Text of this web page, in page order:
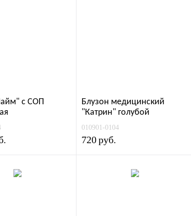
с СОП
Блузон медицинский
"Катрин" голубой
010901-0104
720руб.